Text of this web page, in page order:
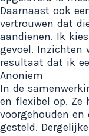
Daarnaast ook
vertrouwen dat
aandienen. Ik
gevoel.
resultaat dat ik
Anoniem
In de
en flexibel op. Ze
voorgehouden
gesteld.